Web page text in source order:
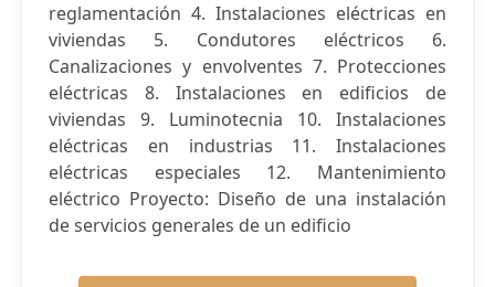
reglamentación 4. Instalaciones eléctricas en
viviendas 5. Condutores eléctricos 6.
Canalizaciones y envolventes 7. Protecciones
eléctricas 8. Instalaciones en edificios de
viviendas 9. Luminotecnia 10. Instalaciones
eléctricas en industrias 11. Instalaciones
eléctricas especiales 12. Mantenimiento
eléctrico Proyecto: Diseño de una instalación
de servicios generales de un edificio